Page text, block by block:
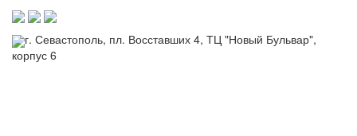
г. Севастополь, пл. Восставших 4, ТЦ "Новый Бульвар",
корпус 6